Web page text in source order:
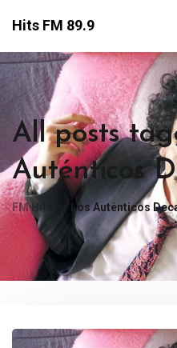
Hits FM 89.9
All posts
Auténticos
FM Hits Los Auténticos